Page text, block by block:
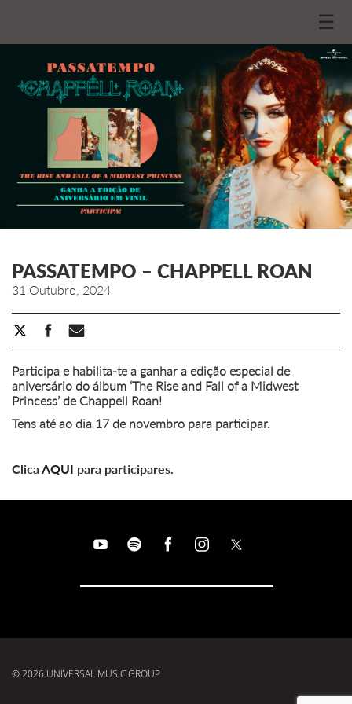
☰
PASSATEMPO – CHAPPELL ROAN
31 Outubro, 2024
Participa e habilita-te a ganhar a edição especial de
aniversário do álbum ‘The Rise and Fall of a Midwest
Princess’ de Chappell Roan!
Tens até ao dia 17 de novembro para participar.
ClicaAQUI para participares.
© 2026 UNIVERSAL MUSIC GROUP